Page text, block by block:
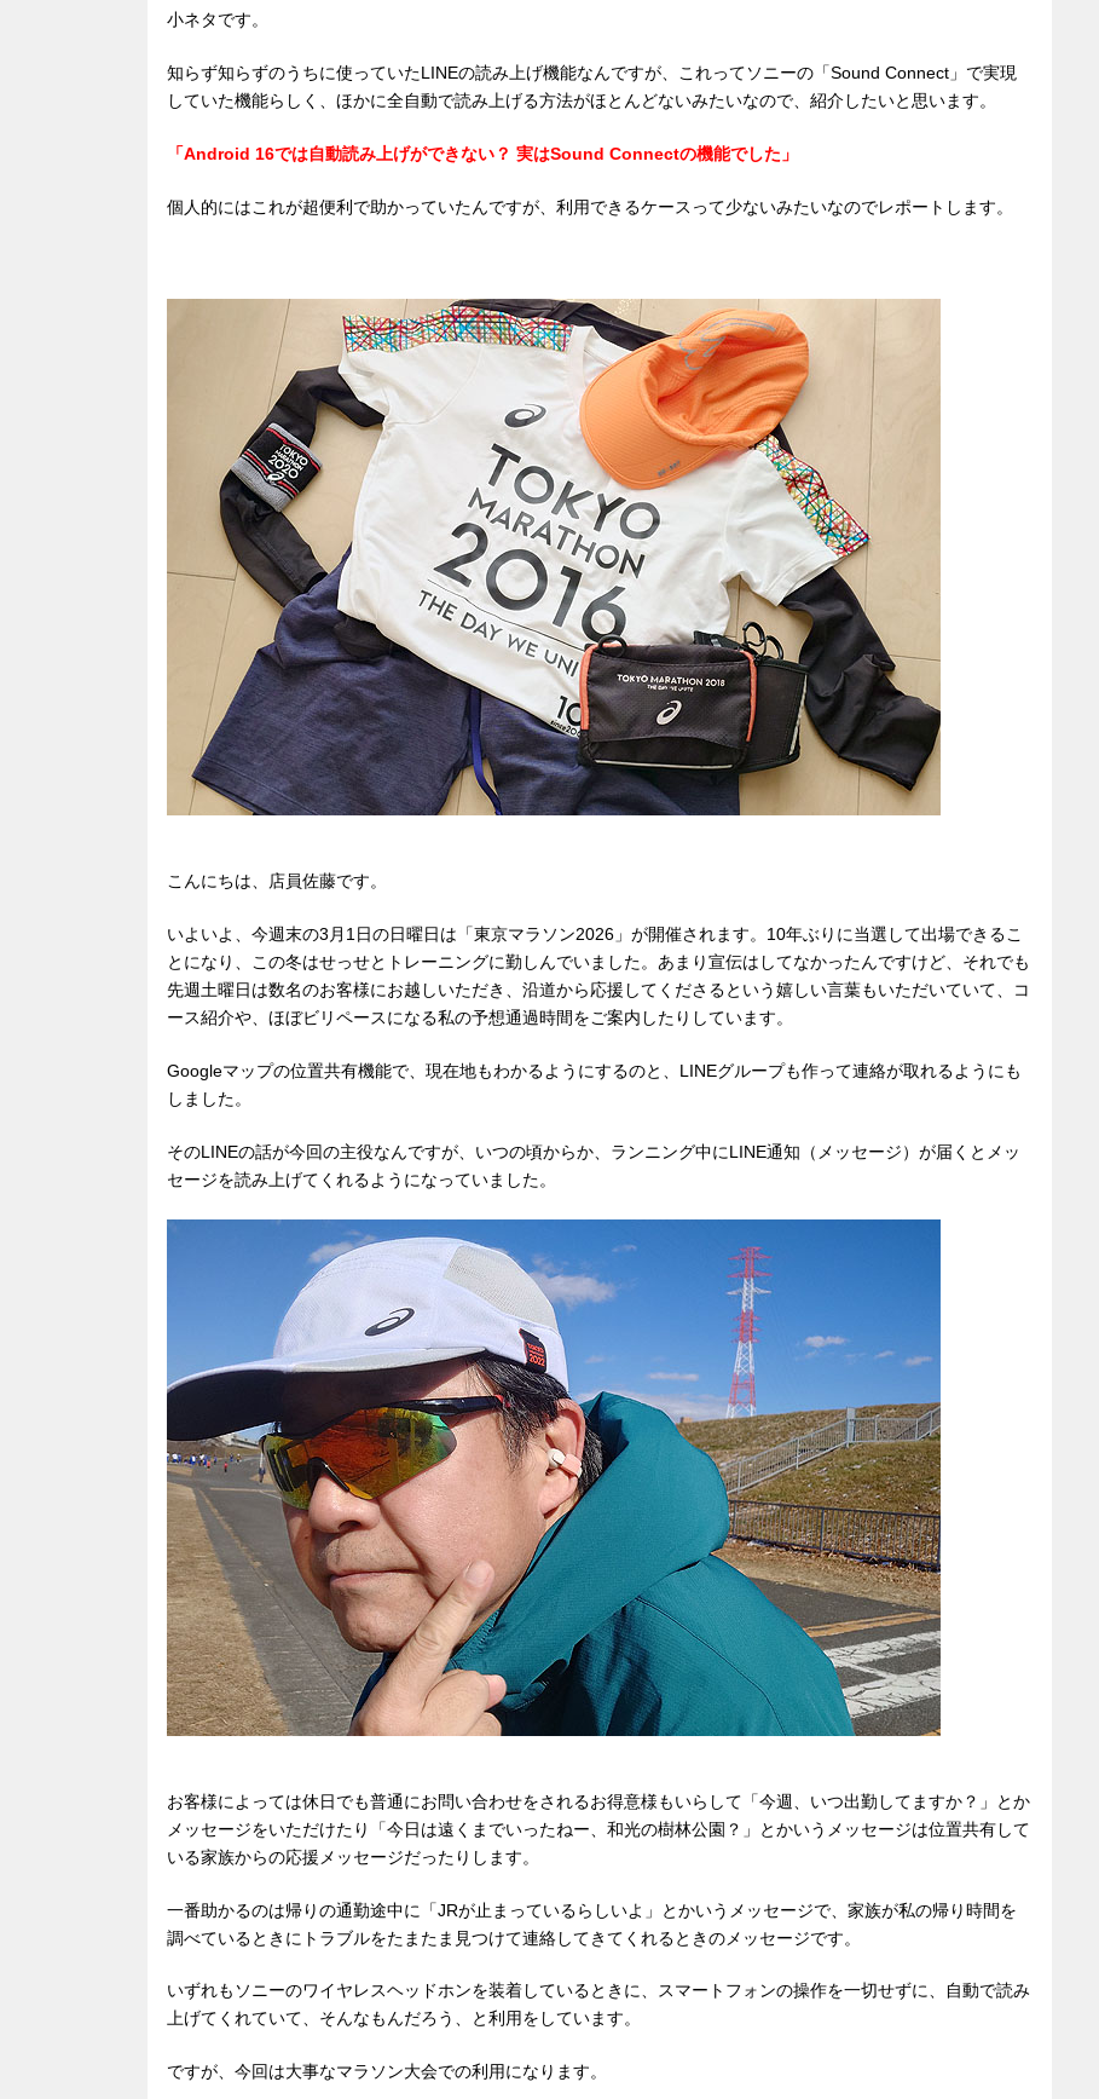
小ネタです。
知らず知らずのうちに使っていたLINEの読み上げ機能なんですが、これってソニーの「Sound Connect」で実現
していた機能らしく、ほかに全自動で読み上げる方法がほとんどないみたいなので、紹介したいと思います。
「Android 16では自動読み上げができない？ 実はSound Connectの機能でした」
個人的にはこれが超便利で助かっていたんですが、利用できるケースって少ないみたいなのでレポートします。
こんにちは、店員佐藤です。
いよいよ、今週末の3月1日の日曜日は「東京マラソン2026」が開催されます。10年ぶりに当選して出場できるこ
とになり、この冬はせっせとトレーニングに勤しんでいました。あまり宣伝はしてなかったんですけど、それでも
先週土曜日は数名のお客様にお越しいただき、沿道から応援してくださるという嬉しい言葉もいただいていて、コ
ース紹介や、ほぼビリペースになる私の予想通過時間をご案内したりしています。
Googleマップの位置共有機能で、現在地もわかるようにするのと、LINEグループも作って連絡が取れるようにも
しました。
そのLINEの話が今回の主役なんですが、いつの頃からか、ランニング中にLINE通知（メッセージ）が届くとメッ
セージを読み上げてくれるようになっていました。
お客様によっては休日でも普通にお問い合わせをされるお得意様もいらして「今週、いつ出勤してますか？」とか
メッセージをいただけたり「今日は遠くまでいったねー、和光の樹林公園？」とかいうメッセージは位置共有して
いる家族からの応援メッセージだったりします。
一番助かるのは帰りの通勤途中に「JRが止まっているらしいよ」とかいうメッセージで、家族が私の帰り時間を
調べているときにトラブルをたまたま見つけて連絡してきてくれるときのメッセージです。
いずれもソニーのワイヤレスヘッドホンを装着しているときに、スマートフォンの操作を一切せずに、自動で読み
上げてくれていて、そんなもんだろう、と利用をしています。
ですが、今回は大事なマラソン大会での利用になります。